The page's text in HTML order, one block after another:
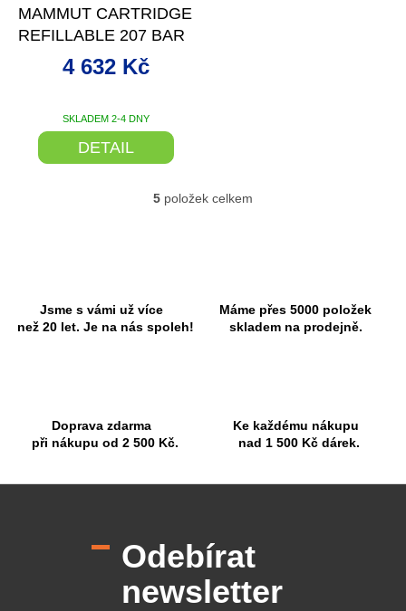
M
A
MAMMUT CARTRIDGE
REFILLABLE 207 BAR
SKLADEM 2-4 DNY
4 632 Kč
DETAIL
O
i
5 položek celkem
Jsme s vámi už více
než 20 let. Je na nás spoleh!
Máme přes 5000 položek
skladem na prodejně.
Doprava zdarma
při nákupu od 2 500 Kč.
Ke každému nákupu
nad 1 500 Kč dárek.
Odebírat
newsletter